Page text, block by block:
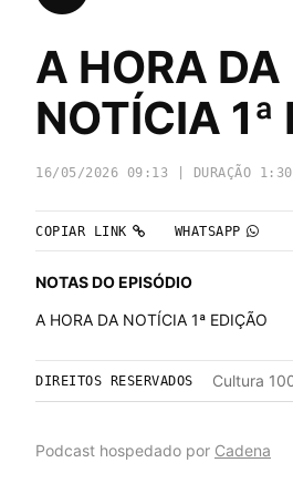
A HORA DA
NOTÍCIA 1ª
16/05/2026 09:13 | DURAÇÃO
COPIAR LINK WHATSAPP
NOTAS DO EPISÓDIO
A HORA DA NOTÍCIA 1ª EDIÇÃO
DIREITOS RESERVADOS Cultura
Podcast hospedado por Cadena